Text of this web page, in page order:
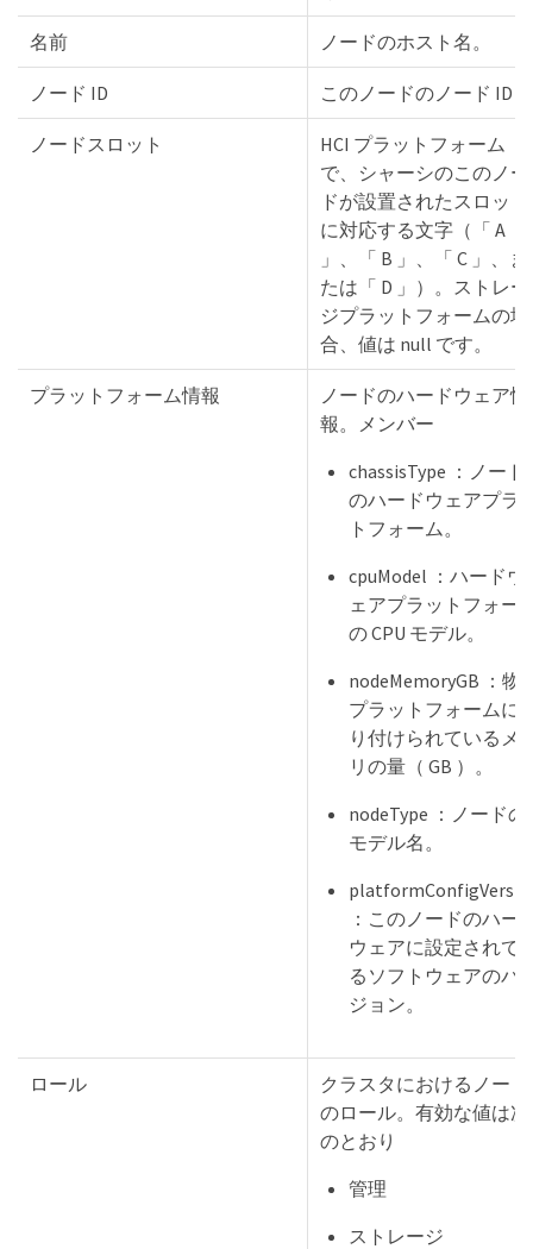
名前 ノードのホスト名。
ノード ID このノードのノード ID
ノードスロット
HCI プラットフォーム
で、シャーシのこのノー
ドが設置されたスロット
に対応する文字（「 A
」、「 B 」、「 C 」、ま
たは「 D 」）。ストレー
ジプラットフォームの場
合、値は null です。
プラットフォーム情報
ノードのハードウェア情
報。メンバー
chassisType ：ノード
のハードウェアプラ
トフォーム。
cpuModel ：ハードウ
ェアプラットフォー
の CPU モデル。
nodeMemoryGB ：物
プラットフォームに
り付けられているメ
リの量（ GB ）。
nodeType ：ノードの
モデル名。
：このノードのハー
ウェアに設定されて
るソフトウェアのバ
ジョン。
ロール
クラスタにおけるノード
のロール。有効な値は次
のとおり
管理
ストレージ